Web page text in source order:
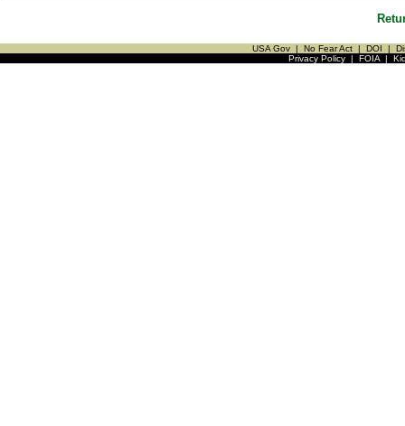
USA Gov | No Fear Act | DOI |
Privacy Policy| FOIA|